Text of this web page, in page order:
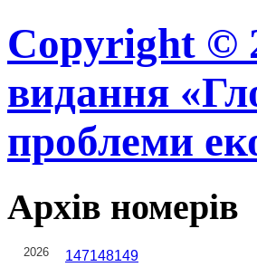
Copyright ©
видання
проблеми
Архів номерів
2026 147148149